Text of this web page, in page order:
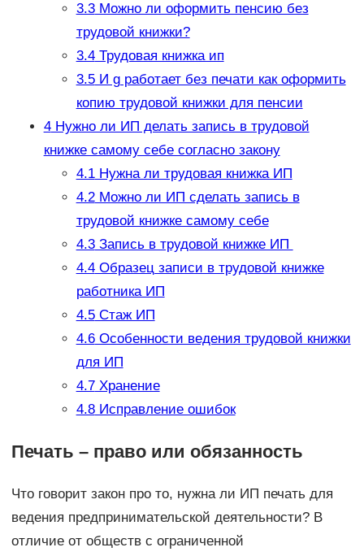
3.3Можно ли оформить пенсию без
трудовой книжки?
3.4Трудовая книжка ип
3.5И g работает без печати как оформить
копию трудовой книжки для пенсии
4Нужно ли ИП делать запись в трудовой
книжке самому себе согласно закону
4.1Нужна ли трудовая книжка ИП
4.2Можно ли ИП сделать запись в
трудовой книжке самому себе
4.3Запись в трудовой книжке ИП
4.4Образец записи в трудовой книжке
работника ИП
4.5Стаж ИП
4.6Особенности ведения трудовой книжки
для ИП
4.7Хранение
4.8Исправление ошибок
Печать – право или обязанность
Что говорит закон про то, нужна ли ИП печать для
ведения предпринимательской деятельности? В
отличие от обществ с ограниченной